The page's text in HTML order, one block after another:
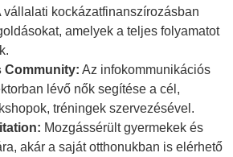
vállalati kockázatfinanszírozásban
amelyek a teljes folyamatot
Community: Az infokommunikációs
lévő nők segítése a cél,
tréningek szervezésével.
Mozgássérült gyermekek és
akár a saját otthonukban is elérhető